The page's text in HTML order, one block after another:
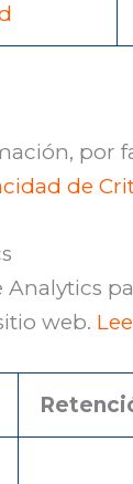
por
de
Analytics
web.